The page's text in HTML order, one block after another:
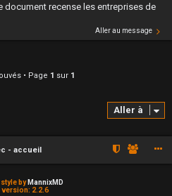
document recense les entreprises de
Aller au message
• Page 1 sur 1
Aller à
- accueil
by MannixMD
version: 2.2.6